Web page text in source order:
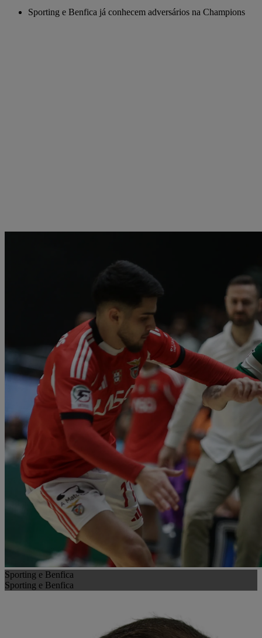
Sporting e Benfica já conhecem adversários na Champions
Sporting e Benfica
Sporting e Benfica